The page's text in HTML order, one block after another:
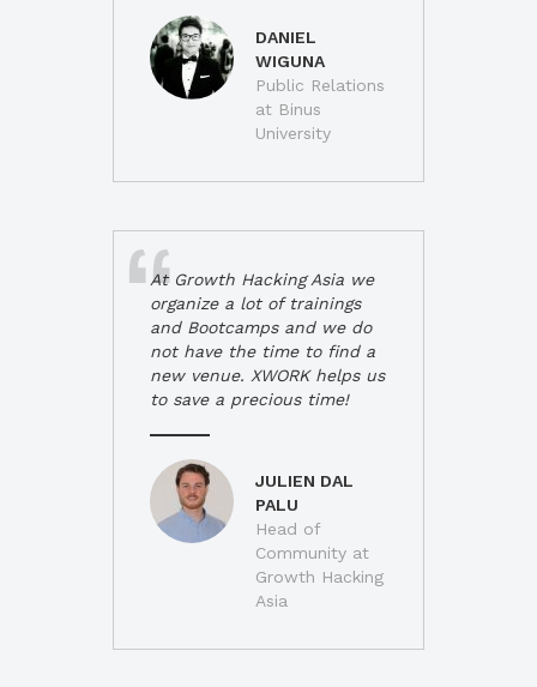
DANIEL
WIGUNA
Public Relations
at Binus
University
At Growth Hacking Asia we
organize a lot of trainings
and Bootcamps and we do
not have the time to find a
new venue. XWORK helps us
to save a precious time!
JULIEN DAL
PALU
Head of
Community at
Growth Hacking
Asia